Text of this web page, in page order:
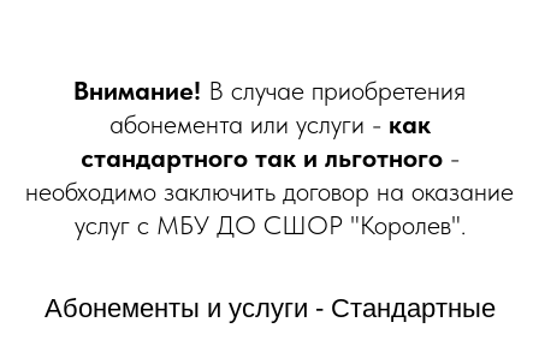
Внимание! В случае приобретения
абонемента или услуги - как
стандартного так и льготного-
необходимо заключить договор на оказание
услуг с МБУ ДО СШОР "Королев".
Абонементы и услуги - Стандартные